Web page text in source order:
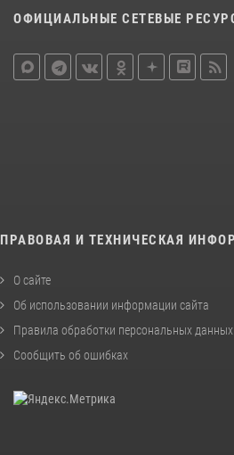
ОФИЦИАЛЬНЫЕ СЕТЕВЫЕ
ПРАВОВАЯ И ТЕХНИЧЕСКАЯ
О сайте
Об использовании информации сайта
Правила обработки персональных данных
Сообщить об ошибках